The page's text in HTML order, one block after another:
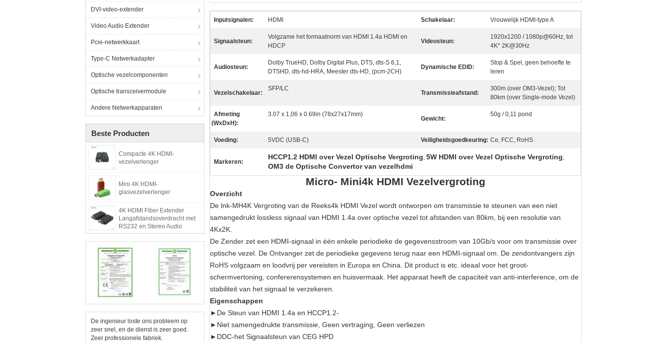
DVI-video-extender
Video Audio Extender
Pcie-netwerkkaart
Type-C Netwerkadapter
Optische vezelcomponenten
Optische transceivermodule
Andere Netwerkapparaten
Beste Producten
Compacte 4K HDMI-
vezelverlenger
Mini 4K HDMI-
glasvezelverlenger
4K HDMI Fiber Extender
Langafstandsoverdracht met
RS232 en Stereo Audio
De ingenieur loste ons probleem op
zeer snel, en de dienst is zeer goed.
Zeer professionele fabriek.
Inputsignalen: HDMI Schakelaar: Vrouwelijk HDMI-type A
Signaalsteun:
Volgzame het formaatnorm van HDMI 1.4a HDMI en
HDCP
Videosteun:
1920x1200 / 1080p@60Hz, tot
4K* 2K@30Hz
Audiosteun:
Dolby TrueHD, Dolby Digital Plus, DTS, dts-S 6,1,
DTSHD, dts-hd-HRA, Meester dts-HD, (pcm-2CH)
Dynamische EDID:
Stop & Spel, geen behoefte te
leren
Vezelschakelaar:
SFP/LC
Transmissieafstand:
300m (over OM3-Vezel); Tot
80km (over Single-mode Vezel)
Afmeting
(WxDxH):
3.07 x 1,06 x 0.69in (78x27x17mm)
Gewicht:
50g / 0,11 pond
Voeding: 5VDC (USB-C) Veiligheidsgoedkeuring: Ce, FCC, RoHS
Markeren:
HCCP1.2 HDMI over Vezel Optische Vergroting, 5W HDMI over Vezel Optische Vergroting,
OM3 de Optische Convertor van vezelhdmi
Micro- Mini4k HDMI Vezelvergroting
Overzicht
De lnk-MH4K Vergroting van de Reeks4k HDMI Vezel wordt ontworpen om transmissie te steunen van een niet
samengedrukt lossless signaal van HDMI 1.4a over optische vezel tot afstanden van 80km, bij een resolutie van
4Kx2K.
De Zender zet een HDMI-signaal in één enkele periodieke de gegevensstroom van 10Gb/s voor om transmissie over
optische vezel. De Ontvanger zet de periodieke gegevens terug naar een HDMI-signaal om. De zendontvangers zijn
RoHS volgzaam en loodvrij per vereisten in Europa en China. Dit product is etc. ideaal voor het groot-
schermvertoning, confererensystemen en huisvermaak. Het apparaat heeft de capaciteit van anti-interference, om de
stabiliteit van het signaal te verzekeren.
Eigenschappen
►De Steun van HDMI 1.4a en HCCP1.2-
►Niet samengedrukte transmissie, Geen vertraging, Geen verliezen
►DDC-het Signaalsteun van CEG HPD